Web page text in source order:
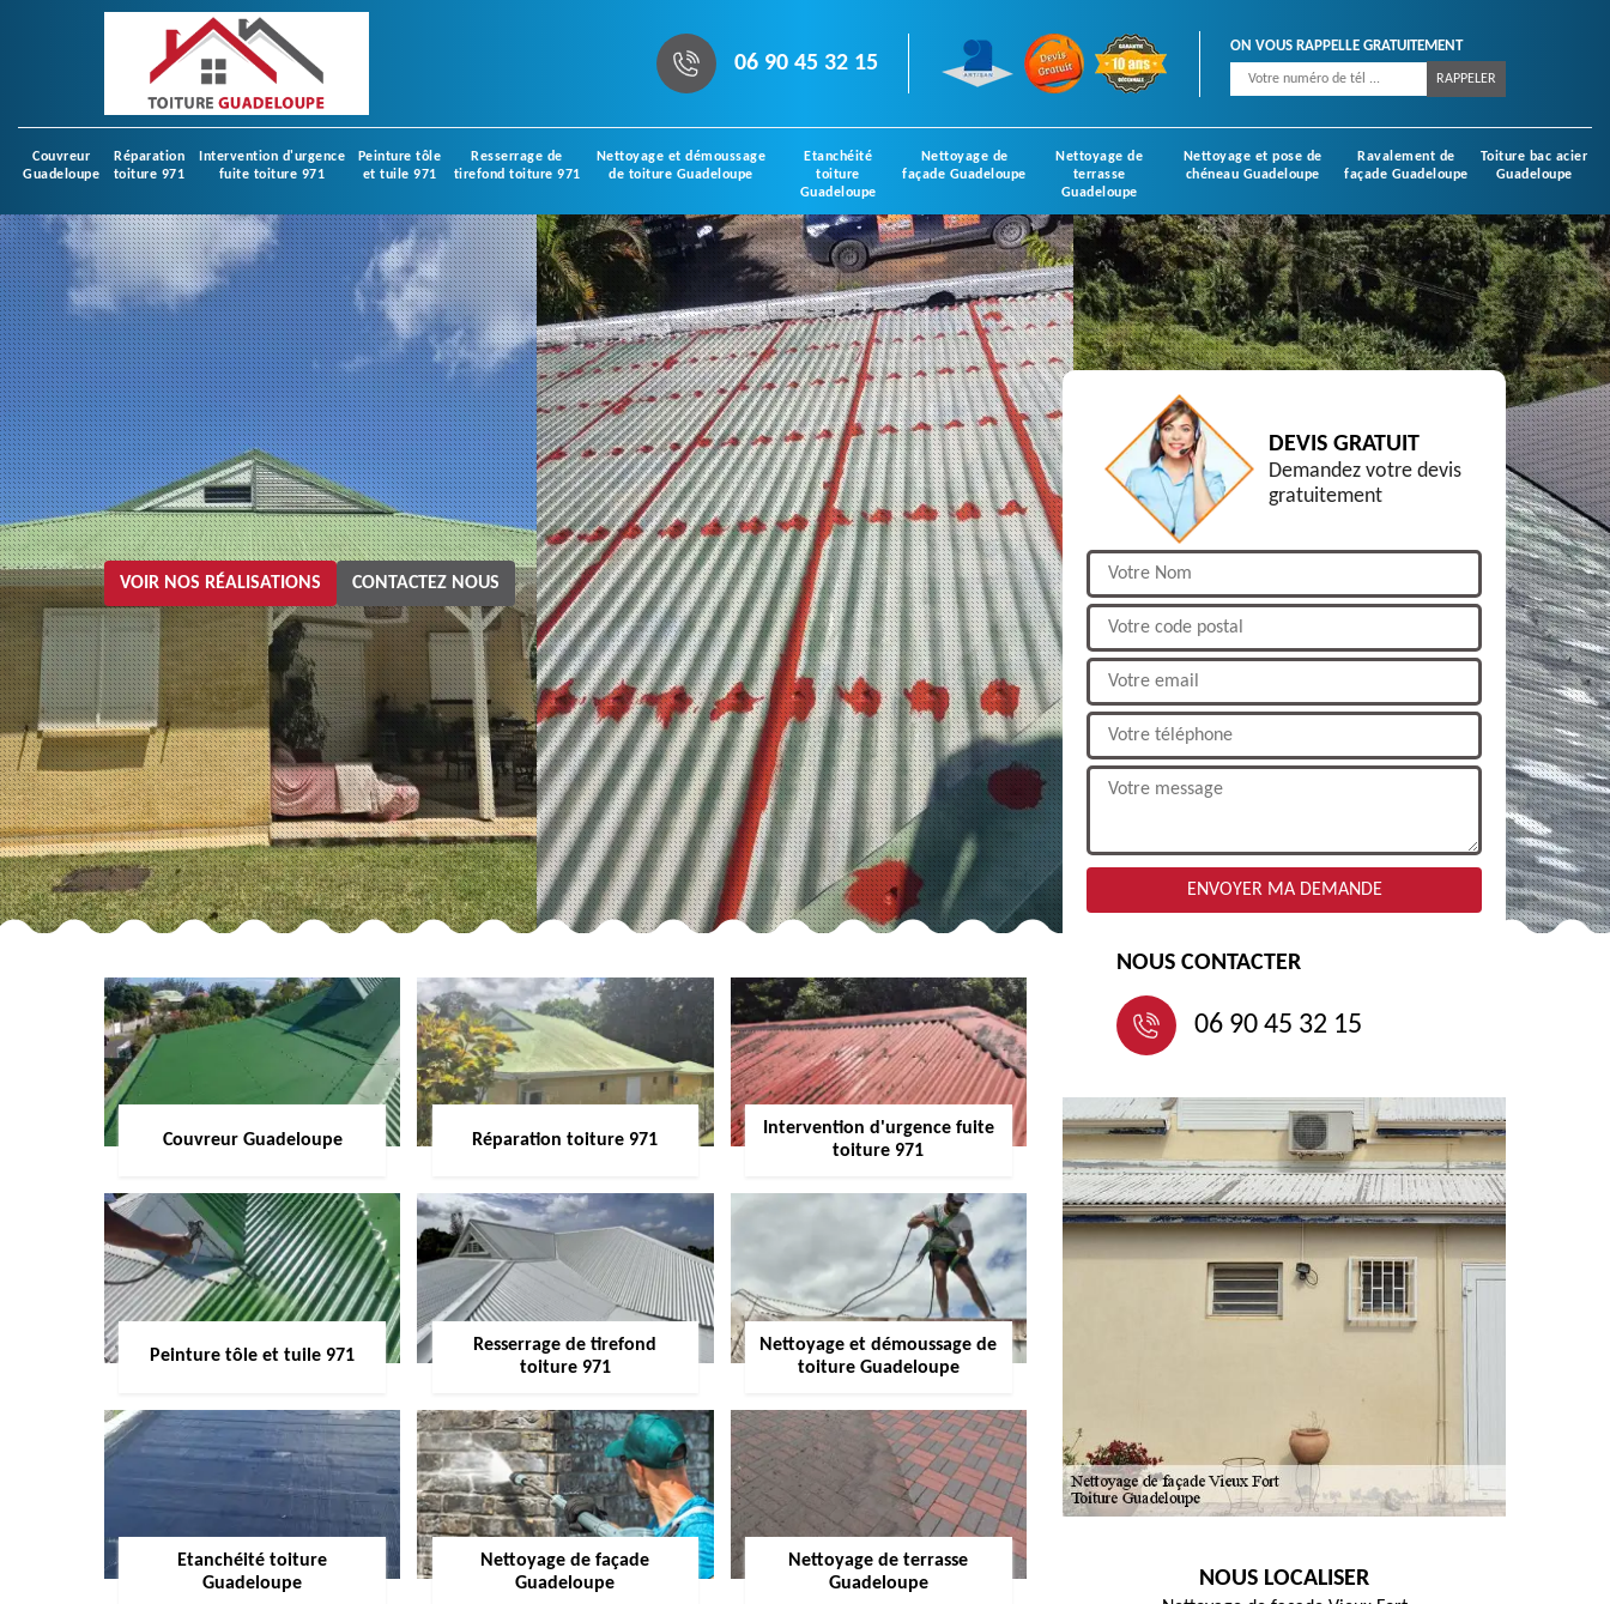
06 90 45 32 15
ON VOUS RAPPELLE GRATUITEMENT
Couvreur
Guadeloupe
Réparation
toiture 971
Intervention d'urgence
fuite toiture 971
Peinture tôle
et tuile 971
Resserrage de
tirefond toiture 971
Nettoyage et démoussage
de toiture Guadeloupe
Etanchéité
toiture
Guadeloupe
Nettoyage de
façade Guadeloupe
Nettoyage de
terrasse
Guadeloupe
Nettoyage et pose de
chéneau Guadeloupe
Ravalement de
façade Guadeloupe
Toiture bac acier
Guadeloupe
VOIR NOS RÉALISATIONS CONTACTEZ NOUS
Couvreur Guadeloupe Réparation toiture 971
Intervention d'urgence fuite
toiture 971
Peinture tôle et tuile 971
Resserrage de tirefond
toiture 971
Nettoyage et démoussage de
toiture Guadeloupe
Etanchéité toiture
Guadeloupe
Nettoyage de façade
Guadeloupe
Nettoyage de terrasse
Guadeloupe
DEVIS GRATUIT
Demandez votre devis
gratuitement
NOUS CONTACTER
06 90 45 32 15
NOUS LOCALISER